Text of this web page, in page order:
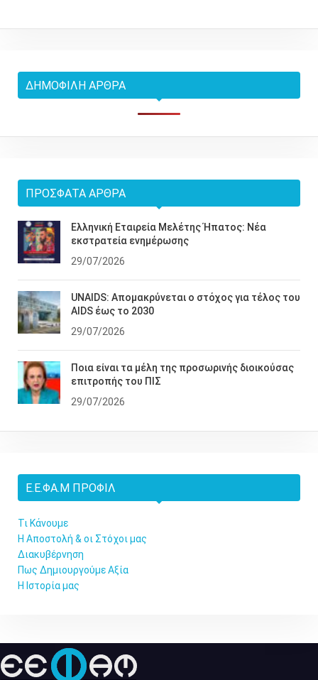
ΔΗΜΟΦΙΛΉ ΆΡΘΡΑ
ΠΡΌΣΦΑΤΑ ΆΡΘΡΑ
Ελληνική Εταιρεία Μελέτης Ήπατος: Νέα
εκστρατεία ενημέρωσης
29/07/2026
UNAIDS: Απομακρύνεται ο στόχος για τέλος του
AIDS έως το 2030
29/07/2026
Ποια είναι τα μέλη της προσωρινής διοικούσας
επιτροπής του ΠΙΣ
29/07/2026
Ε.Ε.ΦΑ.Μ ΠΡΟΦΊΛ
Τι Κάνουμε
Η Αποστολή & οι Στόχοι μας
Διακυβέρνηση
Πως Δημιουργούμε Αξία
Η Ιστορία μας